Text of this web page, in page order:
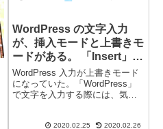
WordPress の文字入力
が、挿入モードと上書きモ
ードがある。 「Insert」キ
ーで切り替え
WordPress 入力が上書きモード
になっていた。「WordPress」
で文字を入力する際には、気づ
2020.02.25 2020.02.26